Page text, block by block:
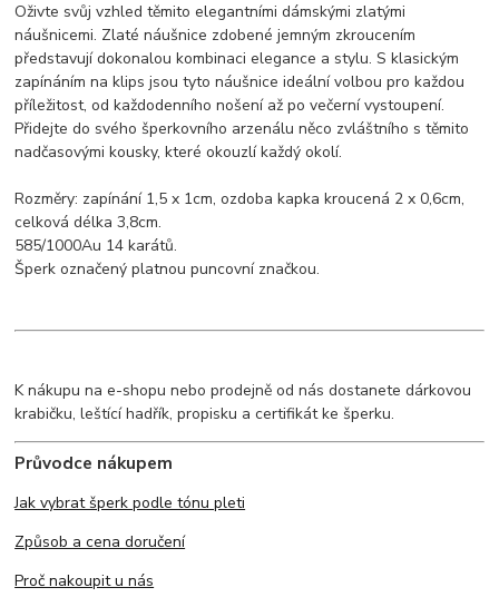
Oživte svůj vzhled těmito elegantními dámskými zlatými
náušnicemi. Zlaté náušnice zdobené jemným zkroucením
představují dokonalou kombinaci elegance a stylu. S klasickým
zapínáním na klips jsou tyto náušnice ideální volbou pro každou
příležitost, od každodenního nošení až po večerní vystoupení.
Přidejte do svého šperkovního arzenálu něco zvláštního s těmito
nadčasovými kousky, které okouzlí každý okolí.
Rozměry: zapínání 1,5 x 1cm, ozdoba kapka kroucená 2 x 0,6cm,
celková délka 3,8cm.
585/1000Au 14 karátů.
Šperk označený platnou puncovní značkou.
K nákupu na e-shopu nebo prodejně od nás dostanete dárkovou
krabičku, leštící hadřík, propisku a certifikát ke šperku.
Průvodce nákupem
Jak vybrat šperk podle tónu pleti
Způsob a cena doručení
Proč nakoupit u nás